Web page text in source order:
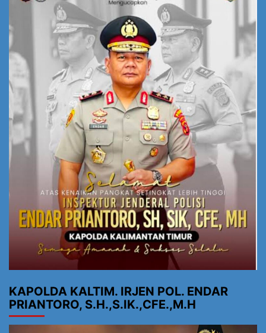
KAPOLDA KALTIM. IRJEN POL. ENDAR
PRIANTORO, S.H.,S.IK.,CFE.,M.H